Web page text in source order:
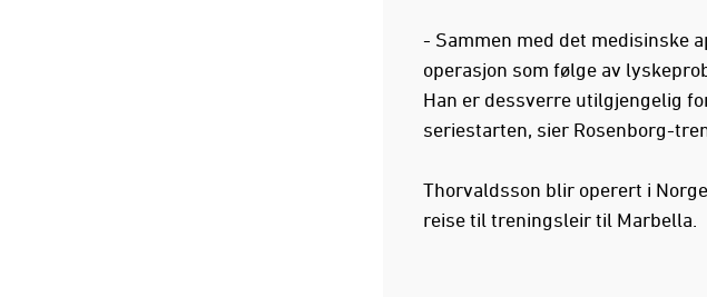
- Sammen med det medisinske
operasjon som følge av
Han er dessverre utilgjengelig
seriestarten, sier Rosenborg-
Thorvaldsson blir operert i
reise til treningsleir til Marbella.